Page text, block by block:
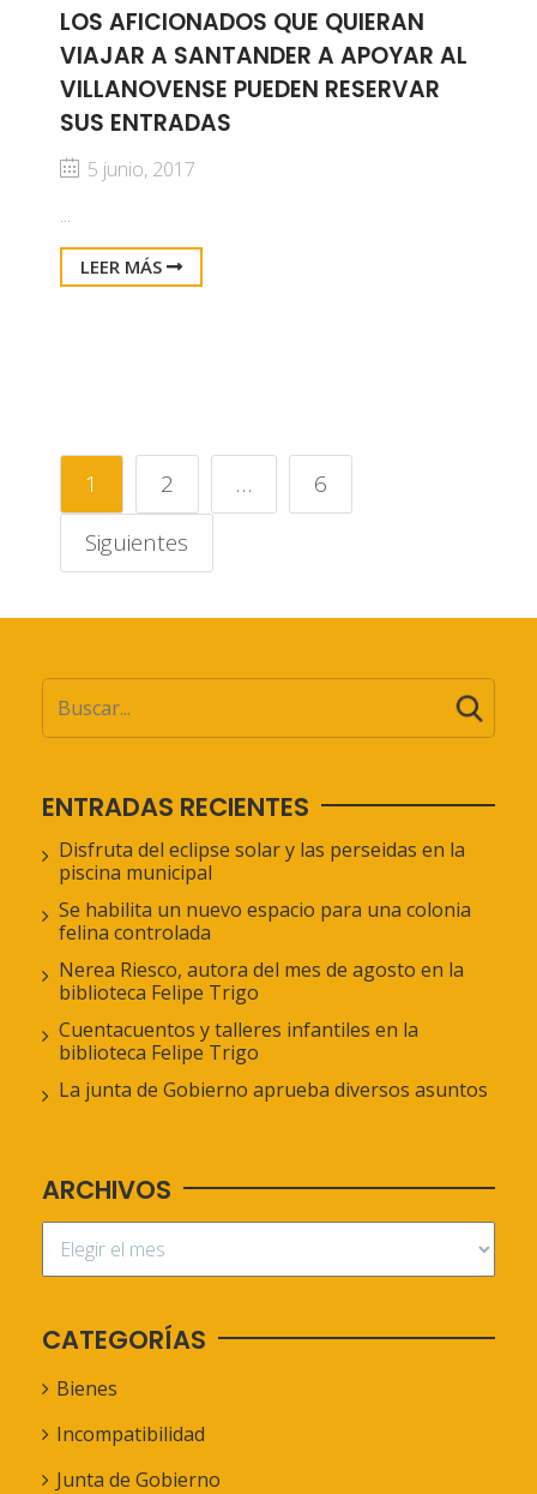
LOS AFICIONADOS QUE QUIERAN
VIAJAR A SANTANDER A APOYAR AL
VILLANOVENSE PUEDEN RESERVAR
SUS ENTRADAS
5 junio, 2017
...
LEER MÁS
1 2 …
6
Siguientes
ENTRADAS RECIENTES
Disfruta del eclipse solar y las perseidas en la
piscina municipal
Se habilita un nuevo espacio para una colonia
felina controlada
Nerea Riesco, autora del mes de agosto en la
biblioteca Felipe Trigo
Cuentacuentos y talleres infantiles en la
biblioteca Felipe Trigo
La junta de Gobierno aprueba diversos asuntos
ARCHIVOS
CATEGORÍAS
Bienes
Incompatibilidad
Junta de Gobierno